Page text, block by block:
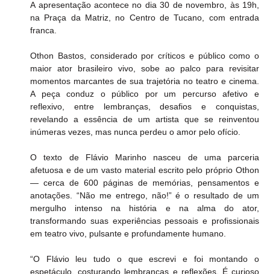
A apresentação acontece no dia 30 de novembro, às 19h,
na Praça da Matriz, no Centro de Tucano, com entrada
franca.
Othon Bastos, considerado por críticos e público como o
maior ator brasileiro vivo, sobe ao palco para revisitar
momentos marcantes de sua trajetória no teatro e cinema.
A peça conduz o público por um percurso afetivo e
reflexivo, entre lembranças, desafios e conquistas,
revelando a essência de um artista que se reinventou
inúmeras vezes, mas nunca perdeu o amor pelo ofício.
O texto de Flávio Marinho nasceu de uma parceria
afetuosa e de um vasto material escrito pelo próprio Othon
— cerca de 600 páginas de memórias, pensamentos e
anotações. “Não me entrego, não!” é o resultado de um
mergulho intenso na história e na alma do ator,
transformando suas experiências pessoais e profissionais
em teatro vivo, pulsante e profundamente humano.
“O Flávio leu tudo o que escrevi e foi montando o
espetáculo, costurando lembranças e reflexões. É curioso